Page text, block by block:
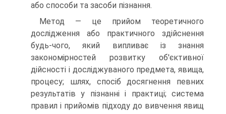
або способи та засоби пізнання.
Метод — це прийом теоретичного
дослідження або практичного здійснення
будь-чого, який випливає із знання
закономірностей розвитку об'єктивної
дійсності і досліджуваного предмета, явища,
процесу; шлях, спосіб досягнення певних
результатів у пізнанні і практиці; система
правил і прийомів підходу до вивчення явищ